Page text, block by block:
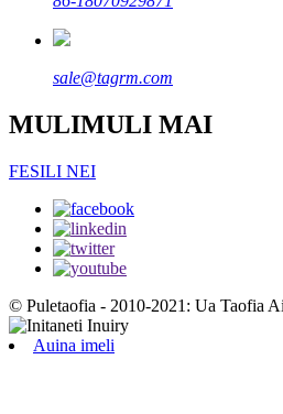
sale@tagrm.com
MULIMULI MAI
FESILI NEI
© Puletaofia - 2010-2021: Ua Taofia
Auina imeli